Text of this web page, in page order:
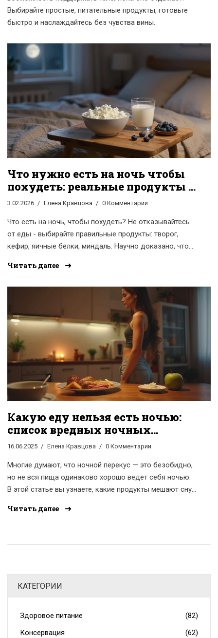
Выбирайте простые, питательные продукты, готовьте
быстро и наслаждайтесь без чувства вины.
Что нужно есть на ночь чтобы
похудеть: реальные продукты и
научные рекомендации
3.02.2026 Елена Кравцова 0 Комментарии
Что есть на ночь, чтобы похудеть? Не отказывайтесь
от еды - выбирайте правильные продукты: творог,
кефир, яичные белки, миндаль. Научно доказано, что
Читать далее
Какую еду нельзя есть ночью:
список вредных ночных
продуктов
16.06.2025 Елена Кравцова 0 Комментарии
Многие думают, что ночной перекус — это безобидно,
но не вся пища одинаково хорошо ведет себя ночью.
В этой статье вы узнаете, какие продукты мешают сну
образа жизни. Разберём типичные ошибки и
самочувствие.
Читать далее
КАТЕГОРИИ
Здоровое питание
(82)
Консервация
(62)